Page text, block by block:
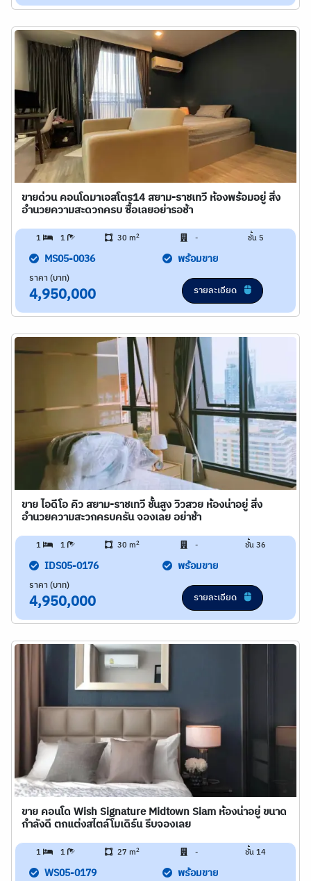
ขายด่วน คอนโดมาเอสโตร14 สยาม-ราชเทวี ห้องพร้อมอยู่ สิ่ง
อำนวยความสะดวกครบ ซื้อเลยอย่ารอช้า
1 1 30 m2 - ชั้น 5
MS05-0036 พร้อมขาย
ราคา (บาท)
4,950,000 รายละเอียด
ขาย ไอดีโอ คิว สยาม-ราชเทวี ชั้นสูง วิวสวย ห้องน่าอยู่ สิ่ง
อำนวยความสะวกครบครัน จองเลย อย่าช้า
1 1 30 m2 - ชั้น 36
IDS05-0176 พร้อมขาย
ราคา (บาท)
4,950,000 รายละเอียด
ขาย คอนโด Wish Signature Midtown Siam ห้องน่าอยู่ ขนาด
กำลังดี ตกแต่งสไตล์โมเดิร์น รีบจองเลย
1 1 27 m2 - ชั้น 14
WS05-0179 พร้อมขาย